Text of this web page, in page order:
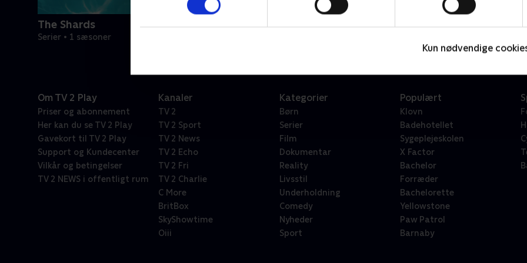
Kun nødvendige
The Shards
Serier • 1 sæsoner
Om TV 2 Play
Priser og abonnement
Her kan du se TV 2 Play
Gavekort til TV 2 Play
Support og Kundecenter
Vilkår og betingelser
TV 2 NEWS i offentligt rum
Kanaler
TV 2
TV 2 Sport
TV 2 News
TV 2 Echo
TV 2 Fri
TV 2 Charlie
C More
BritBox
SkyShowtime
Oiii
Kategorier
Børn
Serier
Film
Dokumentar
Reality
Livsstil
Underholdning
Comedy
Nyheder
Sport
Populært
Klovn
Badehotellet
Sygeplejeskolen
X Factor
Bachelor
Forræder
Bachelorette
Yellowstone
Paw Patrol
Barnaby